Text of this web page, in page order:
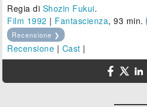
Regia di Shozin Fukui.
Film 1992 | Fantascienza, 93 min.
Recensione ❯
Recensione | Cast |